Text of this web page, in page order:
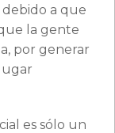
debido a que
la gente
por generar
es sólo un